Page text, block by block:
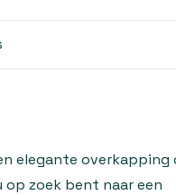
elegante overkapping
zoek bent naar een